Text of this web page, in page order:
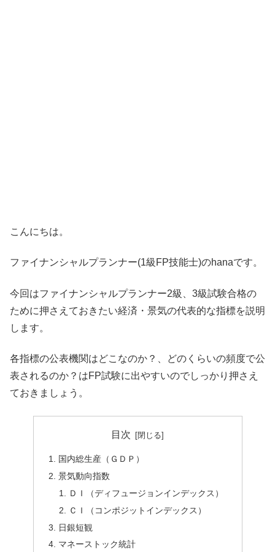
こんにちは。
ファイナンシャルプランナー(1級FP技能士)のhanaです。
今回はファイナンシャルプランナー2級、3級試験合格の
ために押さえておきたい経済・景気の代表的な指標を説明
します。
各指標の公表機関はどこなのか？、どのくらいの頻度で公
表されるのか？はFP試験に出やすいのでしっかり押さえ
ておきましょう。
目次
国内総生産（ＧＤＰ）
景気動向指数
ＤＩ（ディフュージョンインデックス）
ＣＩ（コンポジットインデックス）
日銀短観
マネーストック統計